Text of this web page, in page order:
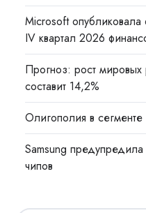
Microsoft опубликовала
IV квартал 2026
Прогноз: рост
составит 14,2%
Олигополия в сегменте
Samsung
чипов